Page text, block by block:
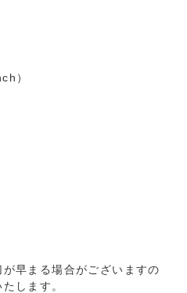
）
早まる場合がございますの
します。